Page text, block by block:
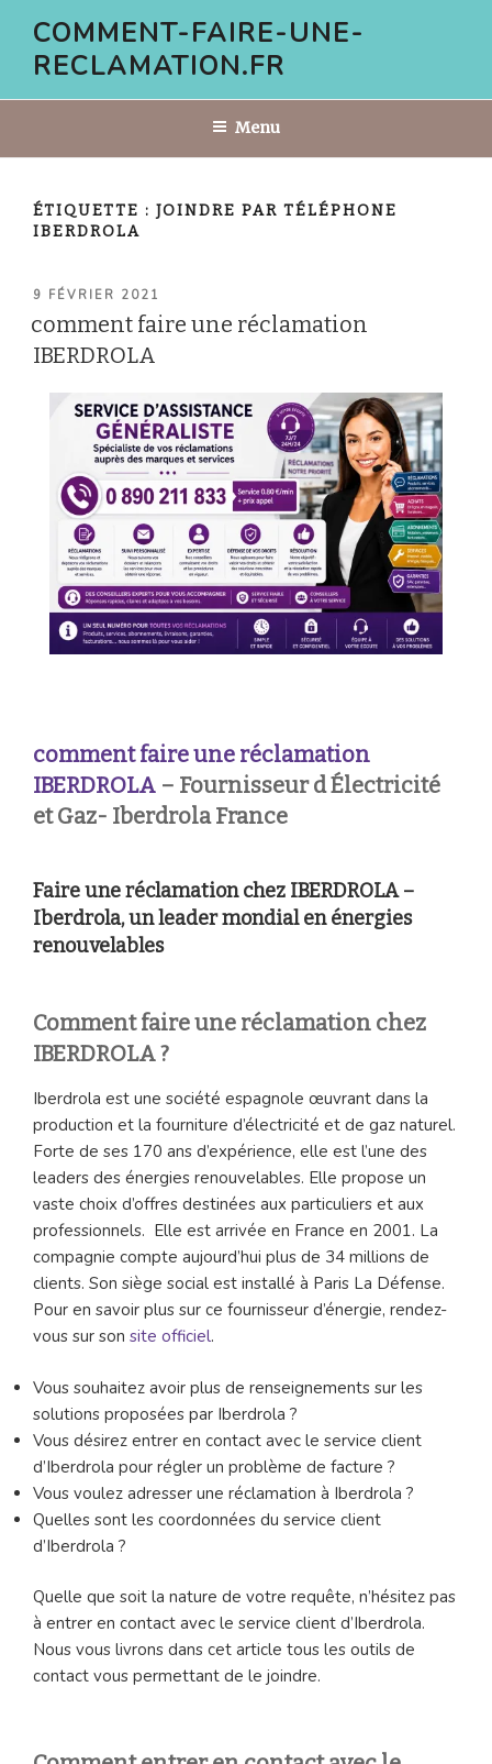
contenu
COMMENT-FAIRE-UNE-
RECLAMATION.FR
Menu
ÉTIQUETTE : JOINDRE PAR TÉLÉPHONE
IBERDROLA
PUBLIÉ
9 FÉVRIER 2021
comment faire une réclamation
IBERDROLA
comment faire une réclamation
IBERDROLA – Fournisseur d Électricité
et Gaz- Iberdrola France
Faire une réclamation chez IBERDROLA –
Iberdrola, un leader mondial en énergies
renouvelables
Comment faire une réclamation chez
IBERDROLA ?
Iberdrola est une société espagnole œuvrant dans la
production et la fourniture d’électricité et de gaz naturel.
Forte de ses 170 ans d’expérience, elle est l’une des
leaders des énergies renouvelables. Elle propose un
vaste choix d’offres destinées aux particuliers et aux
professionnels. Elle est arrivée en France en 2001. La
compagnie compte aujourd’hui plus de 34 millions de
clients. Son siège social est installé à Paris La Défense.
Pour en savoir plus sur ce fournisseur d’énergie, rendez-
vous sur son site officiel.
Vous souhaitez avoir plus de renseignements sur les
solutions proposées par Iberdrola ?
Vous désirez entrer en contact avec le service client
d’Iberdrola pour régler un problème de facture ?
Vous voulez adresser une réclamation à Iberdrola ?
Quelles sont les coordonnées du service client
d’Iberdrola ?
Quelle que soit la nature de votre requête, n’hésitez pas
à entrer en contact avec le service client d’Iberdrola.
Nous vous livrons dans cet article tous les outils de
contact vous permettant de le joindre.